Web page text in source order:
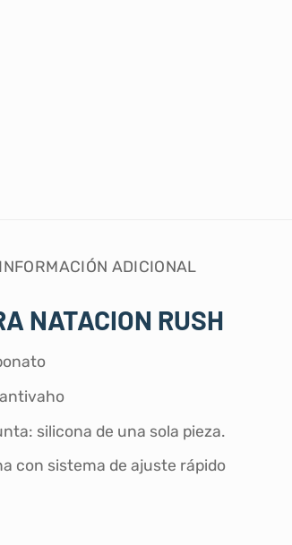
INFORMACIÓN ADICIONAL
NATACION RUSH
silicona de una sola pieza.
con sistema de ajuste rápido